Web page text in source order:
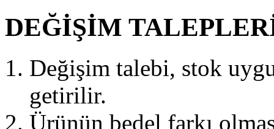
DEĞİŞİM
Değişim talebi, stok
getirilir.
Ürünün bedel farkı